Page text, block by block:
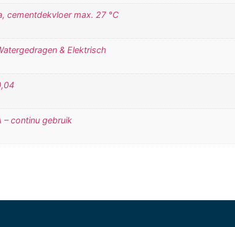
cementdekvloer max. 27 °C
& Elektrisch
– continu gebruik